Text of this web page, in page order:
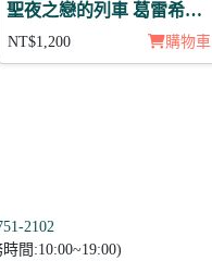
聖夜之戀的列車 葛雷希亞
11入
NT$1,200 購物車
2102
間:10:00~19:00)